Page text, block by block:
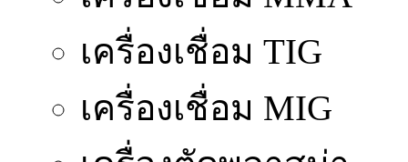
เครื่องเชื่อม TIG
เครื่องเชื่อม MIG